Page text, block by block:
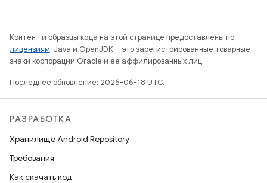
Контент и образцы кода на этой странице предоставлены по
лицензиям. Java и OpenJDK – это зарегистрированные товарные
знаки корпорации Oracle и ее аффилированных лиц.
Последнее обновление: 2026-06-18 UTC.
РАЗРАБОТКА
Хранилище Android Repository
Требования
Как скачать код